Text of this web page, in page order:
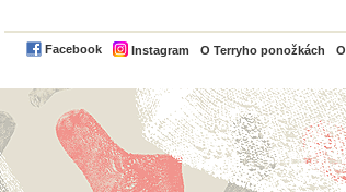
Facebook Instagram O Terryho ponožkách